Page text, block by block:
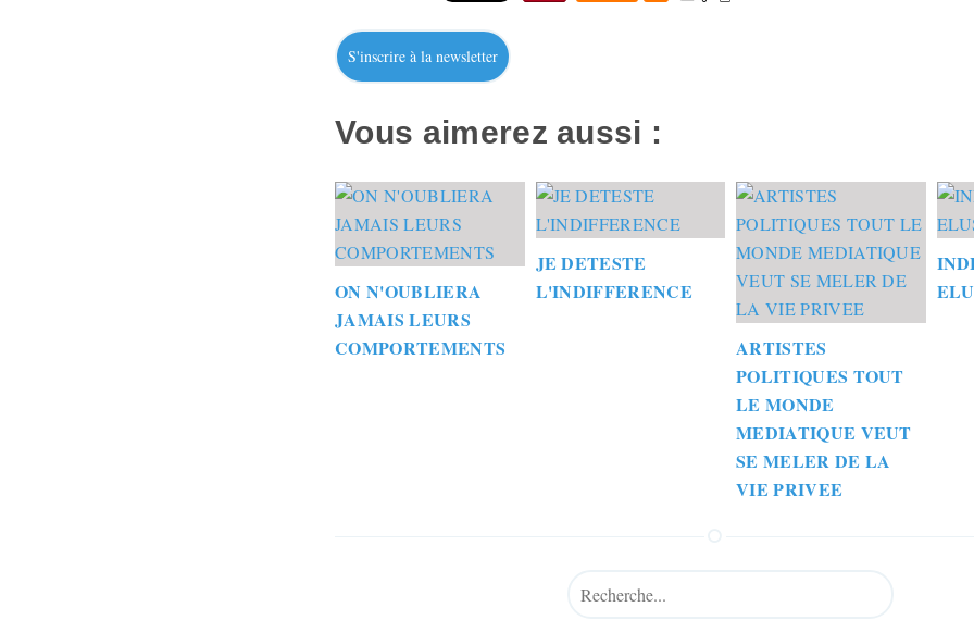
S'inscrire à la newsletter
Vous aimerez aussi :
ON N'OUBLIERA
JAMAIS LEURS
COMPORTEMENTS
JE DETESTE
L'INDIFFERENCE
ARTISTES
POLITIQUES TOUT
LE MONDE
MEDIATIQUE VEUT
SE MELER DE LA
VIE PRIVEE